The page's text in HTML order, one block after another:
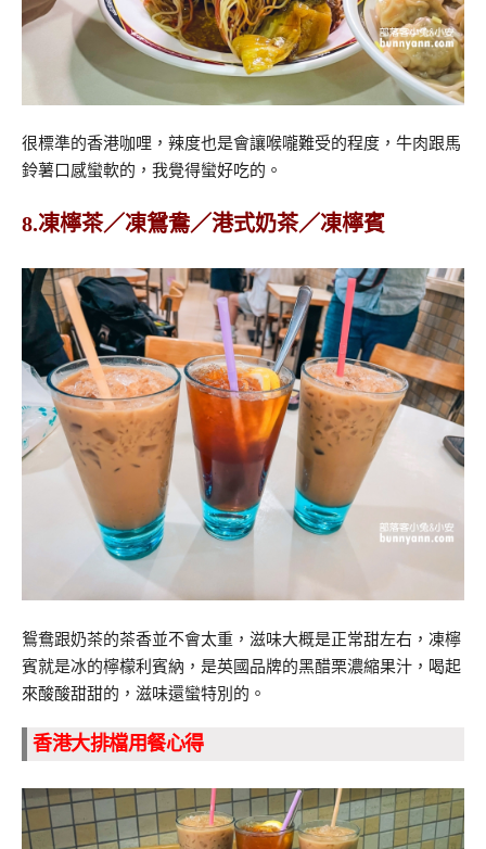
很標準的香港咖哩，辣度也是會讓喉嚨難受的程度，牛肉跟馬
鈴薯口感蠻軟的，我覺得蠻好吃的。
8.凍檸茶／凍鴛鴦／港式奶茶／凍檸賓
鴛鴦跟奶茶的茶香並不會太重，滋味大概是正常甜左右，凍檸
賓就是冰的檸檬利賓納，是英國品牌的黑醋栗濃縮果汁，喝起
來酸酸甜甜的，滋味還蠻特別的。
香港大排檔用餐心得